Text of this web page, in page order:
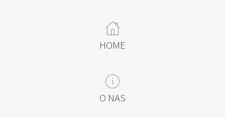
A
HOME
B
O NAS